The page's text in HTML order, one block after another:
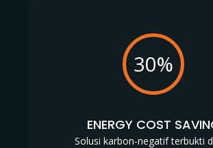
30%
ENERGY COST
Solusi karbon-negatif terbukti